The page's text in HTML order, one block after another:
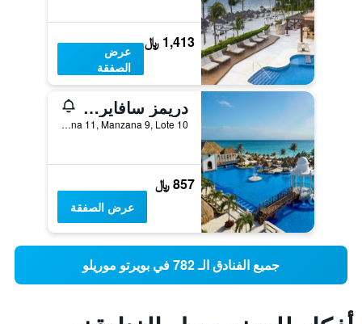
1,413 ﷼
عرض
الصفقة
دريمز سافاير ريزورت آند سبا -سشامامل جميع الخدمات
Super Manzana 11, Manzana 9, Lote 10, بويرتو موريلو, ولاية كينتانا رو, المكسيك
857 ﷼
عرض الصفقة
جميع الفنادق الـ 782 في بويرتو موريلو